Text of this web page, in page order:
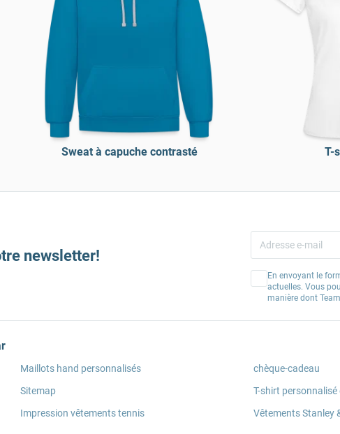
Sweat à capuche contrasté T-
newsletter!
En envoyant le
actuelles. Vous
manière dont
Maillots hand personnalisés
Sitemap
Impression vêtements tennis
chèque-cadeau
T-shirt
Vêtements Stanley